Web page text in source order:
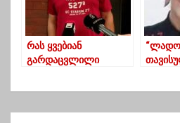
რას ყვებიან
გარდაცვლილი
“ლადო